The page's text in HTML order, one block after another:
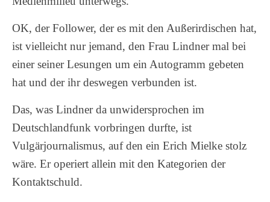
OK, der Follower, der es mit den Außerirdischen hat,
ist vielleicht nur jemand, den Frau Lindner mal bei
einer seiner Lesungen um ein Autogramm gebeten
hat und der ihr deswegen verbunden ist.
Das, was Lindner da unwidersprochen im
Deutschlandfunk vorbringen durfte, ist
Vulgärjournalismus, auf den ein Erich Mielke stolz
wäre. Er operiert allein mit den Kategorien der
Kontaktschuld.